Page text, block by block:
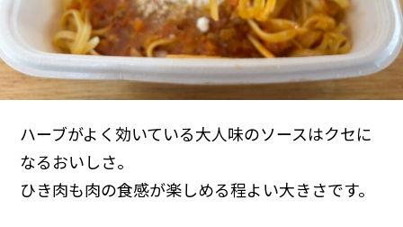
ハーブがよく効いている大人味のソースはクセに
なるおいしさ。
ひき肉も肉の食感が楽しめる程よい大きさです。